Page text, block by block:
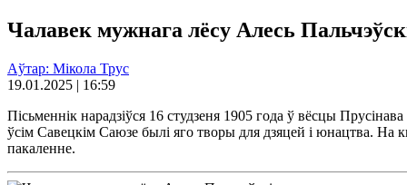
Чалавек мужнага лёсу Алесь
Аўтар: Мікола Трус
19.01.2025 | 16:59
Пісьменнік нарадзіўся 16 студзеня 1905 года ў вёсцы
ўсім Савецкім Саюзе былі яго творы для дзяцей і юнацтва. На
пакаленне.